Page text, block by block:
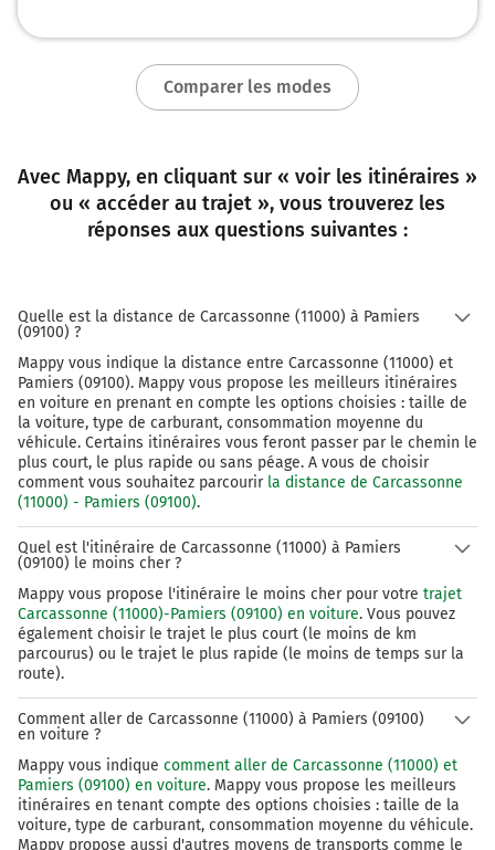
Comparer les modes
Avec Mappy, en cliquant sur « voir les itinéraires »
ou « accéder au trajet », vous trouverez les
réponses aux questions suivantes :
Quelle est la distance de Carcassonne (11000) à Pamiers
(09100) ?
Mappy vous indique la distance entre Carcassonne (11000) et
Pamiers (09100). Mappy vous propose les meilleurs itinéraires
en voiture en prenant en compte les options choisies : taille de
la voiture, type de carburant, consommation moyenne du
véhicule. Certains itinéraires vous feront passer par le chemin le
plus court, le plus rapide ou sans péage. A vous de choisir
comment vous souhaitez parcourir la distance de Carcassonne
(11000) - Pamiers (09100).
Quel est l'itinéraire de Carcassonne (11000) à Pamiers
(09100) le moins cher ?
Mappy vous propose l'itinéraire le moins cher pour votre trajet
Carcassonne (11000)-Pamiers (09100) en voiture. Vous pouvez
également choisir le trajet le plus court (le moins de km
parcourus) ou le trajet le plus rapide (le moins de temps sur la
route).
Comment aller de Carcassonne (11000) à Pamiers (09100)
en voiture ?
Mappy vous indique comment aller de Carcassonne (11000) et
Pamiers (09100) en voiture. Mappy vous propose les meilleurs
itinéraires en tenant compte des options choisies : taille de la
voiture, type de carburant, consommation moyenne du véhicule.
Mappy propose aussi d'autres moyens de transports comme le